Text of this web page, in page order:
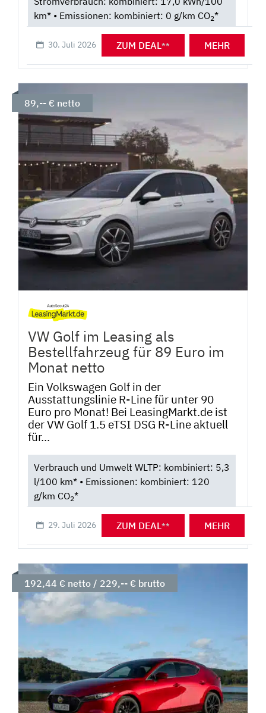
km* • Emissionen: kombiniert: 0 g/km CO2*
30. Juli 2026 ZUM DEAL** MEHR
VW Golf im Leasing als
Bestellfahrzeug für 89 Euro im
Monat netto
Ein Volkswagen Golf in der
Ausstattungslinie R-Line für unter 90
Euro pro Monat! Bei LeasingMarkt.de ist
der VW Golf 1.5 eTSI DSG R-Line aktuell
für...
Verbrauch und Umwelt WLTP: kombiniert: 5,3
l/100 km* • Emissionen: kombiniert: 120
g/km CO2*
29. Juli 2026 ZUM DEAL** MEHR
89,-- € netto
192,44 € netto / 229,-- € brutto